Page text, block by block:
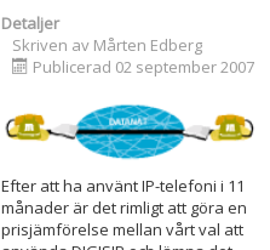
Detaljer
Skriven av Mårten Edberg
Publicerad 02 september 2007
Efter att ha använt IP-telefoni i 11
månader är det rimligt att göra en
prisjämförelse mellan vårt val att